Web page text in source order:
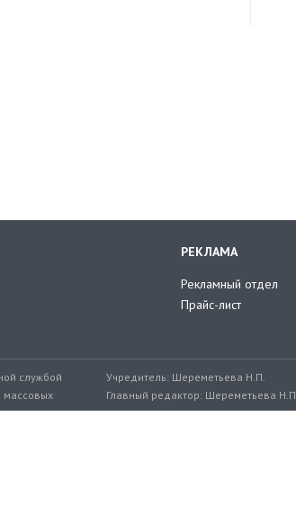
РЕКЛАМА
Рекламный отдел
Прайс-лист
службой
массовых
Учредитель: Шереметьева Н.П.
Главный редактор: Шереметьева Н.П.